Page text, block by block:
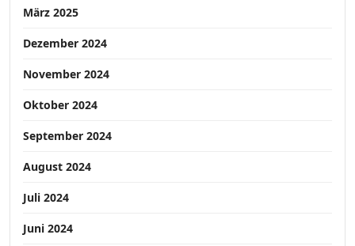
März 2025
Dezember 2024
November 2024
Oktober 2024
September 2024
August 2024
Juli 2024
Juni 2024